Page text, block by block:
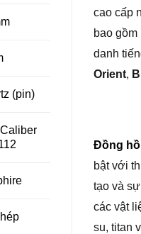
(pin)
cao cấp
bao
danh
Orient,
Đồng
bật với
tạo và
các vật
su, titan